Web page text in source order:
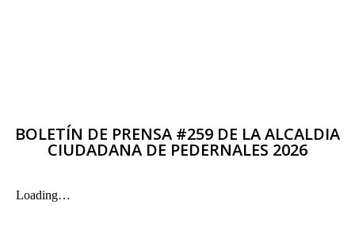
BOLETÍN DE PRENSA #259 DE LA ALCALDIA
CIUDADANA DE PEDERNALES 2026